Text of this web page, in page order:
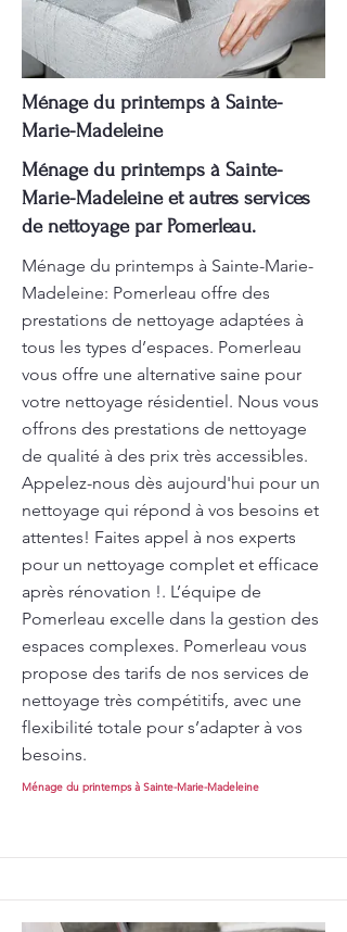
Ménage du printemps à Sainte-
Marie-Madeleine
Ménage du printemps à Sainte-
Marie-Madeleine et autres services
de nettoyage par Pomerleau.
Ménage du printemps à Sainte-Marie-
Madeleine: Pomerleau offre des
prestations de nettoyage adaptées à
tous les types d’espaces. Pomerleau
vous offre une alternative saine pour
votre nettoyage résidentiel. Nous vous
offrons des prestations de nettoyage
de qualité à des prix très accessibles.
Appelez-nous dès aujourd'hui pour un
nettoyage qui répond à vos besoins et
attentes! Faites appel à nos experts
pour un nettoyage complet et efficace
après rénovation !. L’équipe de
Pomerleau excelle dans la gestion des
espaces complexes. Pomerleau vous
propose des tarifs de nos services de
nettoyage très compétitifs, avec une
flexibilité totale pour s’adapter à vos
besoins.
Ménage du printemps à Sainte-Marie-Madeleine